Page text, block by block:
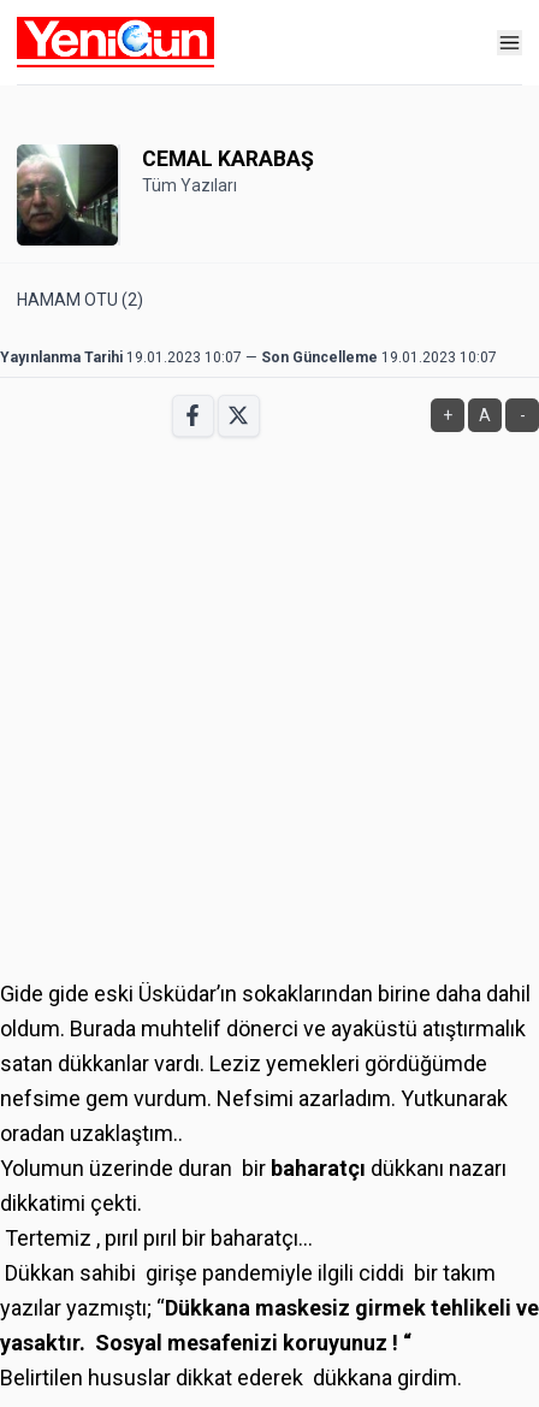
CEMAL KARABAŞ
Tüm Yazıları
HAMAM OTU (2)
Yayınlanma Tarihi 19.01.2023 10:07 — Son Güncelleme 19.01.2023 10:07
+ A -
Gide gide eski Üsküdar’ın sokaklarından birine daha dahil
oldum. Burada muhtelif dönerci ve ayaküstü atıştırmalık
satan dükkanlar vardı. Leziz yemekleri gördüğümde
nefsime gem vurdum. Nefsimi azarladım. Yutkunarak
oradan uzaklaştım..
Yolumun üzerinde duran bir baharatçı dükkanı nazarı
dikkatimi çekti.
Tertemiz , pırıl pırıl bir baharatçı...
Dükkan sahibi girişe pandemiyle ilgili ciddi bir takım
yazılar yazmıştı; “Dükkana maskesiz girmek tehlikeli ve
yasaktır. Sosyal mesafenizi koruyunuz ! “
Belirtilen hususlar dikkat ederek dükkana girdim.